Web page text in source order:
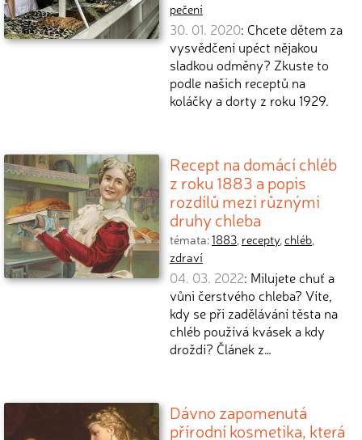
pečení
30. 01. 2020: Chcete dětem za
vysvědčení upéct nějakou
sladkou odměny? Zkuste to
podle našich receptů na
koláčky a dorty z roku 1929.
Recept na domácí chléb
z roku 1883 a popis
rozdílů mezi různými
druhy chleba
témata:1883, recepty,chléb,
zdraví
04. 03. 2022: Milujete chuť a
vůni čerstvého chleba? Víte,
kdy se při zadělávání těsta na
chléb používá kvásek a kdy
droždí? Článek z…
Dávno zapomenutá
přírodní kosmetika, která